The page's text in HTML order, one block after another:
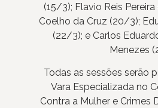
(15/3); Flavio Reis
Coelho da Cruz (20/3);
(22/3); e Carlos
Menezes
Todas as sessões serão
Vara Especializada no
Contra a Mulher e Crimes